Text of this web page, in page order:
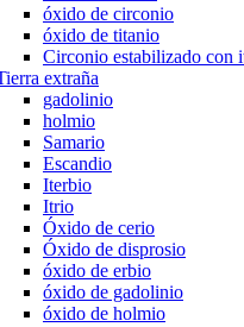
óxido de circonio
óxido de titanio
Circonio estabilizado con
extraña
gadolinio
holmio
Samario
Escandio
Iterbio
Itrio
Óxido de cerio
Óxido de disprosio
óxido de erbio
óxido de gadolinio
óxido de holmio